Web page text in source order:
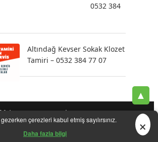
0532 384
Altındağ Kevser Sokak Klozet
Tamiri – 0532 384 77 07
çerezleri kabul etmiş sayılırsınız.
Daha fazla bilgi ×
▲
|- - - Klozet
Tespiti-Su Tesisatçı-Su Tesisat Hizmetleri-
Açma-Yeni Tesisat Hizmetleri